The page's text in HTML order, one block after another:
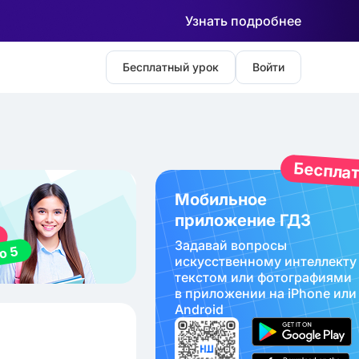
Узнать подробнее
Бесплатный урок Войти
Мобильное
приложение ГДЗ
Задавай вопросы
искуcственному интеллекту
текстом или фотографиями
в приложении на iPhone или
Android